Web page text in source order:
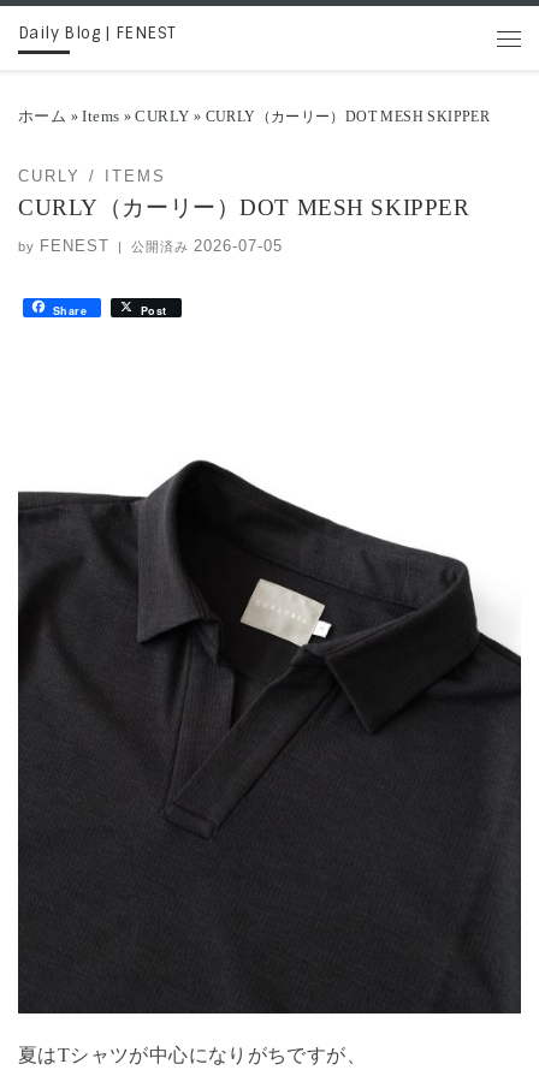
コンテンツへスキップ
Daily Blog | FENEST
ホーム » Items » CURLY » CURLY（カーリー）DOT MESH SKIPPER
CURLY ITEMS
CURLY（カーリー）DOT MESH SKIPPER
by FENEST | 公開済み 2026-07-05
Share Post
夏はTシャツが中心になりがちですが、